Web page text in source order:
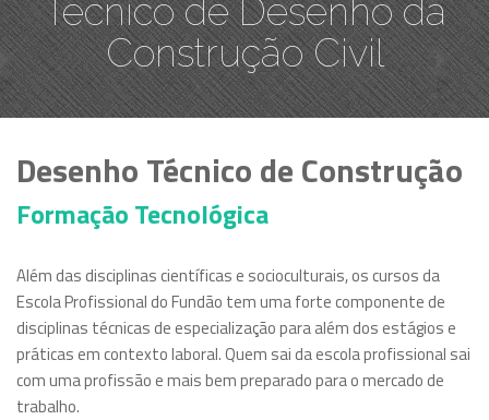
Técnico de Desenho da
Construção Civil
Desenho Técnico de Construção
Formação Tecnológica
Além das disciplinas científicas e socioculturais, os cursos da
Escola Profissional do Fundão tem uma forte componente de
disciplinas técnicas de especialização para além dos estágios e
práticas em contexto laboral. Quem sai da escola profissional sai
com uma profissão e mais bem preparado para o mercado de
trabalho.